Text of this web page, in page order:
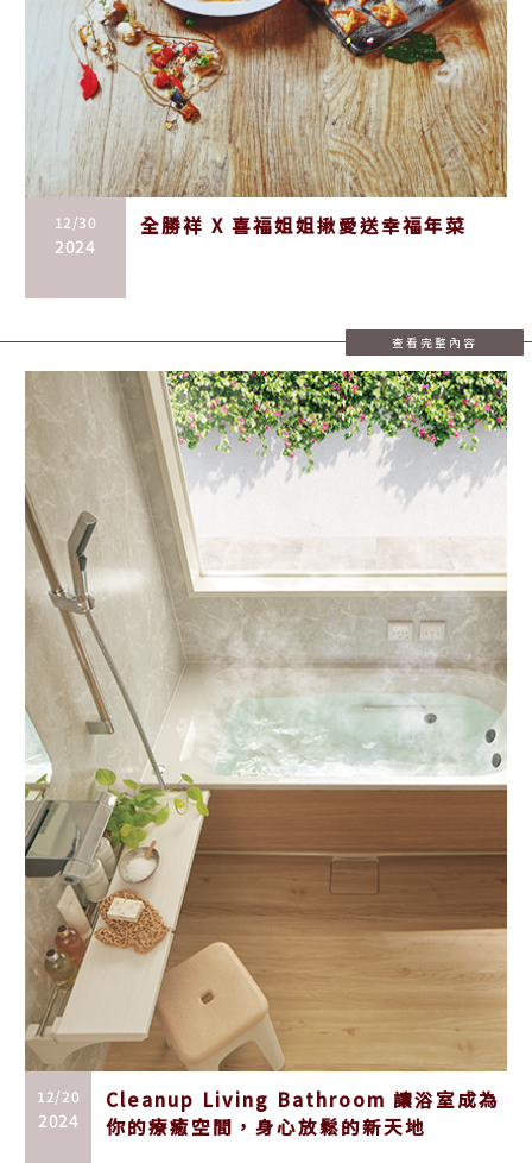
12/30
2024
全勝祥 X 喜福姐姐揪愛送幸福年菜
查看完整內容
12/20
2024
Cleanup Living Bathroom 讓浴室成為
你的療癒空間，身心放鬆的新天地